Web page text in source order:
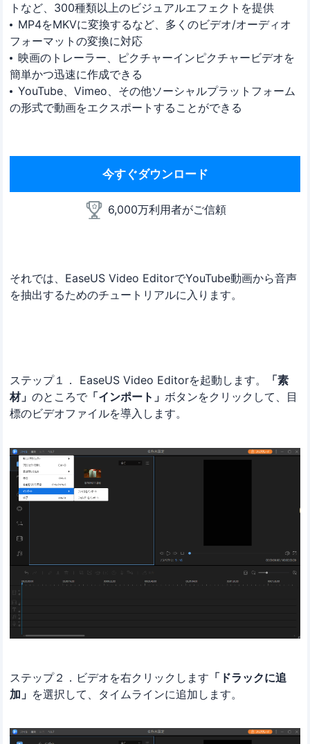
トなど、300種類以上のビジュアルエフェクトを提供
MP4をMKVに変換するなど、多くのビデオ/オーディオ
フォーマットの変換に対応
映画のトレーラー、ピクチャーインピクチャービデオを
簡単かつ迅速に作成できる
YouTube、Vimeo、その他ソーシャルプラットフォーム
の形式で動画をエクスポートすることができる
今すぐダウンロード
6,000万利用者がご信頼
それでは、EaseUS Video EditorでYouTube動画から音声
を抽出するためのチュートリアルに入ります。
ステップ１． EaseUS Video Editorを起動します。
「素
材」のところで 「インポート」ボタンをクリックして、目
標のビデオファイルを導入します。
ステップ２．ビデオを右クリックします 「ドラックに追
加」 を選択して、タイムラインに追加します。